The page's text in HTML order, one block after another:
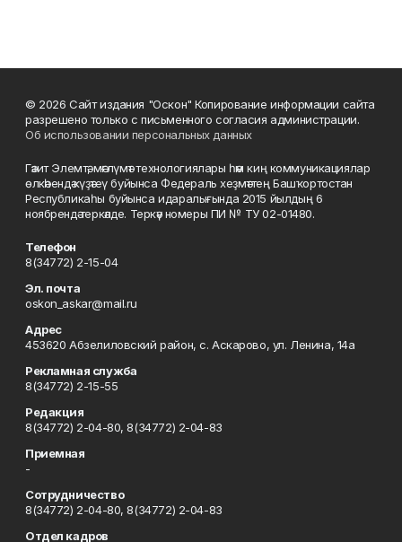
© 2026 Сайт издания "Оскон" Копирование информации сайта
разрешено только с письменного согласия администрации.
Об использовании персональных данных
Гәзит Элемтә, мәғлүмәт технологиялары һәм киң коммуникациялар
өлкәһендә күҙәтеү буйынса Федераль хеҙмәттең Башҡортостан
Республикаһы буйынса идаралығында 2015 йылдың 6
ноябрендә теркәлде. Теркәү номеры ПИ № ТУ 02-01480.
Телефон
8(34772) 2-15-04
Эл. почта
oskon_askar@mail.ru
Адрес
453620 Абзелиловский район, с. Аскарово, ул. Ленина, 14а
Рекламная служба
8(34772) 2-15-55
Редакция
8(34772) 2-04-80, 8(34772) 2-04-83
Приемная
-
Сотрудничество
8(34772) 2-04-80, 8(34772) 2-04-83
Отдел кадров